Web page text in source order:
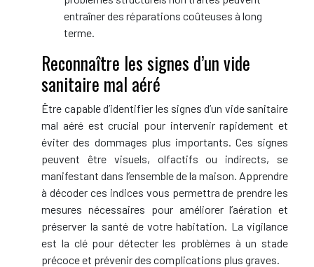
entraîner des réparations coûteuses à long
terme.
Reconnaître les signes d’un vide
sanitaire mal aéré
Être capable d’identifier les signes d’un vide sanitaire
mal aéré est crucial pour intervenir rapidement et
éviter des dommages plus importants. Ces signes
peuvent être visuels, olfactifs ou indirects, se
manifestant dans l’ensemble de la maison. Apprendre
à décoder ces indices vous permettra de prendre les
mesures nécessaires pour améliorer l’aération et
préserver la santé de votre habitation. La vigilance
est la clé pour détecter les problèmes à un stade
précoce et prévenir des complications plus graves.